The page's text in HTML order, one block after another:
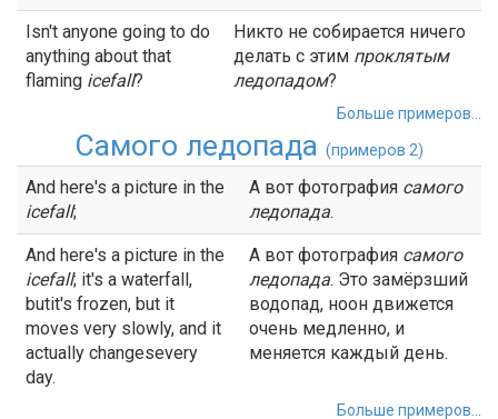
Isn't anyone going to do
anything about that
flaming icefall?
Никто не собирается ничего
делать с этим проклятым
ледопадом?
Больше примеров...
Самого ледопада (примеров 2)
And here's a picture in the
icefall;
А вот фотография самого
ледопада.
And here's a picture in the
icefall; it's a waterfall,
butit's frozen, but it
moves very slowly, and it
actually changesevery
day.
А вот фотография самого
ледопада. Это замёрзший
водопад, ноон движется
очень медленно, и
меняется каждый день.
Больше примеров...